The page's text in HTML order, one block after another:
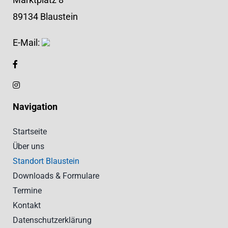
89134 Blaustein
E-Mail:
Navigation
Startseite
Über uns
Standort Blaustein
Downloads & Formulare
Termine
Kontakt
Datenschutzerklärung